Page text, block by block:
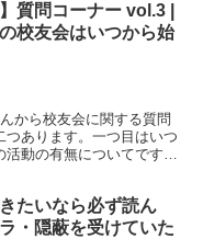
質問コーナー vol.3 |
校友会はいつから始
から校友会に関する質問
あります。一つ目はいつ
動の有無についてです。
きたいなら必ず読ん
・隠蔽を受けていた